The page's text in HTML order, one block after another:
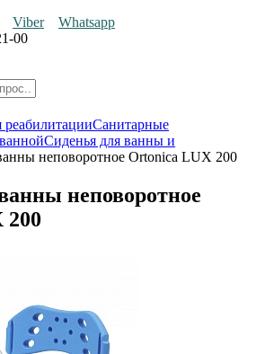
Viber
Whatsapp
00
реабилитацииСанитарные
Сиденья для ванны и
неповоротное Ortonica LUX 200
неповоротное
200